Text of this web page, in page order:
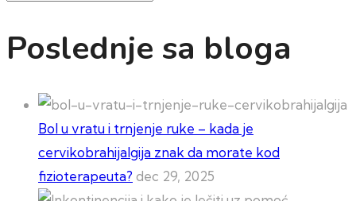
Poslednje sa bloga
Bol u vratu i trnjenje ruke – kada je
cervikobrahijalgija znak da morate kod
fizioterapeuta? dec 29, 2025